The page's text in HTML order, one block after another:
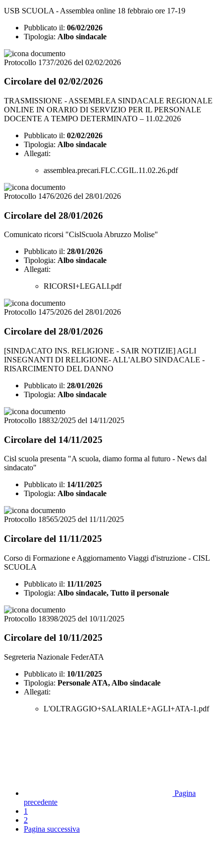
USB SCUOLA - Assemblea online 18 febbraio ore 17-19
Pubblicato il: 06/02/2026
Tipologia: Albo sindacale
Protocollo 1737/2026 del 02/02/2026
Circolare del 02/02/2026
TRASMISSIONE - ASSEMBLEA SINDACALE REGIONALE
ONLINE IN ORARIO DI SERVIZIO PER IL PERSONALE
DOCENTE A TEMPO DETERMINATO – 11.02.2026
Pubblicato il: 02/02/2026
Tipologia: Albo sindacale
Allegati:
assemblea.precari.FLC.CGIL.11.02.26.pdf
Protocollo 1476/2026 del 28/01/2026
Circolare del 28/01/2026
Comunicato ricorsi "CislScuola Abruzzo Molise"
Pubblicato il: 28/01/2026
Tipologia: Albo sindacale
Allegati:
RICORSI+LEGALI.pdf
Protocollo 1475/2026 del 28/01/2026
Circolare del 28/01/2026
[SINDACATO INS. RELIGIONE - SAIR NOTIZIE] AGLI
INSEGNANTI DI RELIGIONE- ALL'ALBO SINDACALE -
RISARCIMENTO DEL DANNO
Pubblicato il: 28/01/2026
Tipologia: Albo sindacale
Protocollo 18832/2025 del 14/11/2025
Circolare del 14/11/2025
Cisl scuola presenta "A scuola, diamo forma al futuro - News dal
sindacato"
Pubblicato il: 14/11/2025
Tipologia: Albo sindacale
Protocollo 18565/2025 del 11/11/2025
Circolare del 11/11/2025
Corso di Formazione e Aggiornamento Viaggi d'istruzione - CISL
SCUOLA
Pubblicato il: 11/11/2025
Tipologia: Albo sindacale, Tutto il personale
Protocollo 18398/2025 del 10/11/2025
Circolare del 10/11/2025
Segreteria Nazionale FederATA
Pubblicato il: 10/11/2025
Tipologia: Personale ATA, Albo sindacale
Allegati:
L'OLTRAGGIO+SALARIALE+AGLI+ATA-1.pdf
Pagina
precedente
1
2
Pagina successiva